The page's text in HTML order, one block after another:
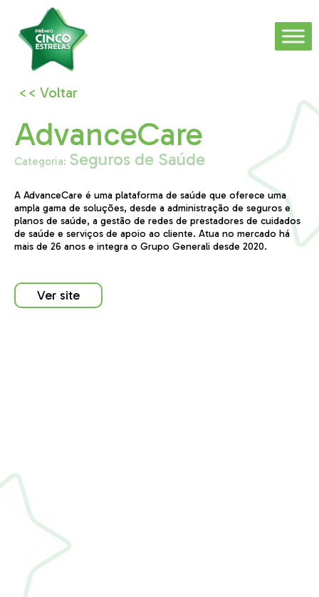
<< Voltar
AdvanceCare
Categoria: Seguros de Saúde
A AdvanceCare é uma plataforma de saúde que oferece uma
ampla gama de soluções, desde a administração de seguros e
planos de saúde, a gestão de redes de prestadores de cuidados
de saúde e serviços de apoio ao cliente. Atua no mercado há
mais de 26 anos e integra o Grupo Generali desde 2020.
Ver site